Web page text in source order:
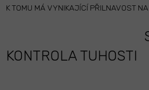
K TOMU MÁ VYNIKAJÍCÍ PŘILNAVOST
KONTROLA TUHOSTI